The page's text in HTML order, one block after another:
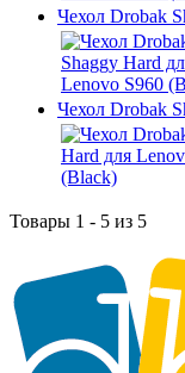
Чехол Drobak
Чехол Drobak
Товары 1 - 5 из 5